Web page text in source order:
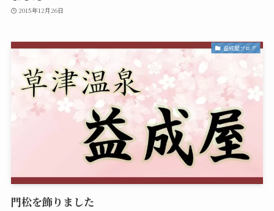
2015年12月26日
益成屋ブログ
門松を飾りました